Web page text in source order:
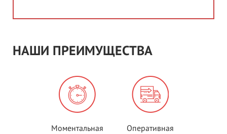
НАШИ ПРЕИМУЩЕСТВА
Моментальная
Оперативная